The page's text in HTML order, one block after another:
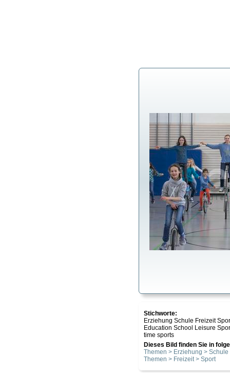
Stichworte:
Erziehung Schule Freizeit
Education School Leisure
time sports
Dieses Bild finden Sie in
Themen > Erziehung > Schule
Themen > Freizeit > Sport